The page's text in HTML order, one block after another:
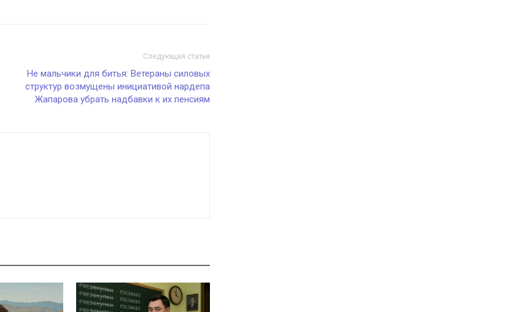
Следующая статья
Не мальчики для битья: Ветераны силовых
структур возмущены инициативой нардепа
Жапарова убрать надбавки к их пенсиям